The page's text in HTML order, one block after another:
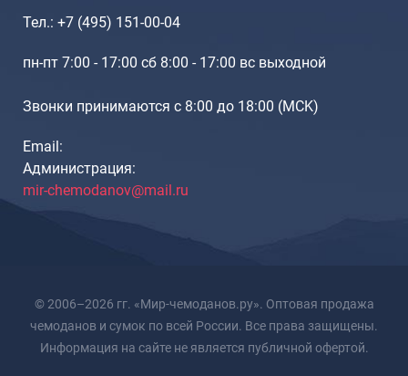
Тел.: +7 (495) 151-00-04
пн-пт 7:00 - 17:00 сб 8:00 - 17:00 вс выходной
Звонки принимаются с 8:00 до 18:00 (МCK)
Email:
Администрация:
mir-chemodanov@mail.ru
© 2006–2026 гг. «Мир-чемоданов.ру». Оптовая продажа
чемоданов и сумок по всей России. Все права защищены.
Информация на сайте не является публичной офертой.